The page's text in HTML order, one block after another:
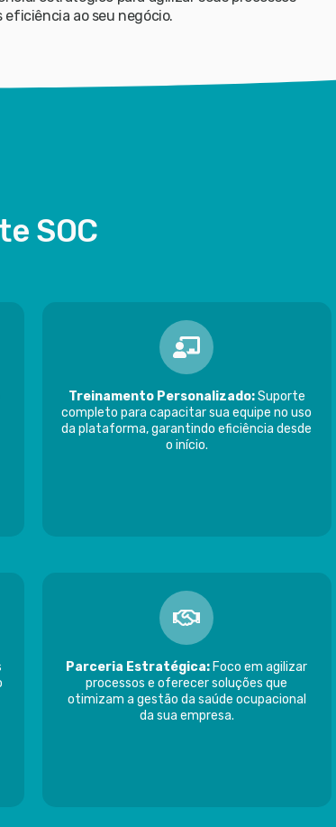
eficiência ao seu negócio.
SOC
Treinamento Personalizado:Suporte
completo para capacitar sua equipe no uso
da plataforma, garantindo eficiência desde
o início.
Parceria Estratégica: Foco em agilizar
processos e oferecer soluções que
otimizam a gestão da saúde ocupacional
da sua empresa.